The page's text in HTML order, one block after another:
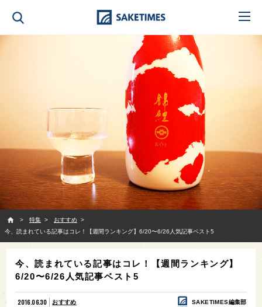
特集
おすすめ
今、読まれている記事はコレ！【週間ランキング】6/20〜6/26人気記事ベスト5
今、読まれている記事はコレ！【週間ランキング】
6/20〜6/26人気記事ベスト5
2016.06.30 おすすめ SAKETIMES編集部